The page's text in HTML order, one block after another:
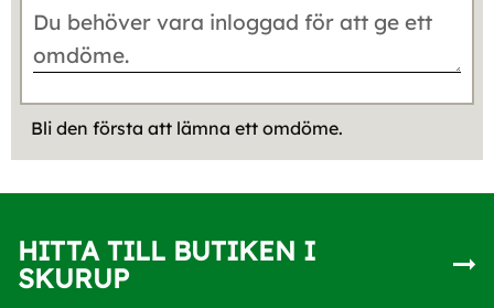
Bli den första att lämna ett omdöme.
HITTA TILL BUTIKEN I
SKURUP